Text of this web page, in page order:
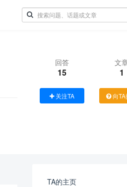
回答
15
文
1
关注TA 向TA
TA的主页